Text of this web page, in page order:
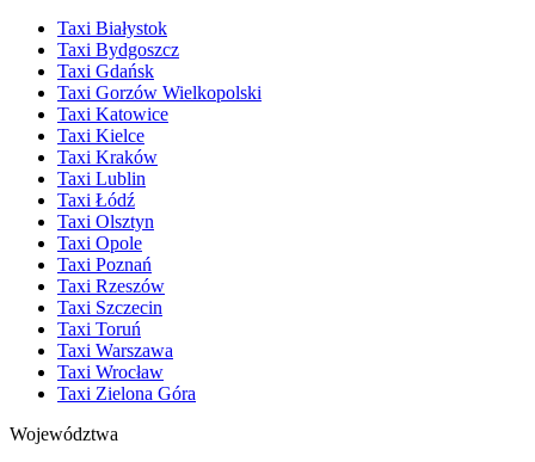
Taxi Białystok
Taxi Bydgoszcz
Taxi Gdańsk
Taxi Gorzów Wielkopolski
Taxi Katowice
Taxi Kielce
Taxi Kraków
Taxi Lublin
Taxi Łódź
Taxi Olsztyn
Taxi Opole
Taxi Poznań
Taxi Rzeszów
Taxi Szczecin
Taxi Toruń
Taxi Warszawa
Taxi Wrocław
Taxi Zielona Góra
Województwa